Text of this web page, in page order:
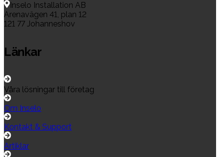
Inselo Installation AB
Arenavägen 41, plan 12
121 77 Johanneshov
Länkar
Våra lösningar till företag
Om Inselo
Kontakt & Support
Artiklar